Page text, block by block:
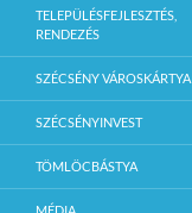
TELEPÜLÉSFEJLESZTÉS,
RENDEZÉS
SZÉCSÉNY VÁROSKÁRTYA
SZÉCSÉNYINVEST
TÖMLÖCBÁSTYA